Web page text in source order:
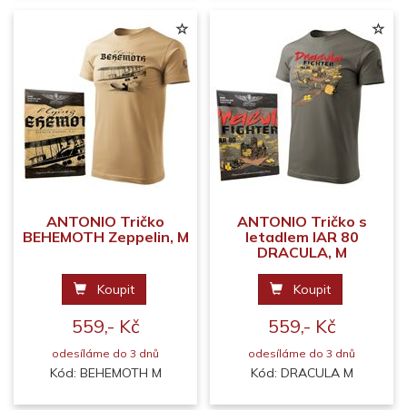
ANTONIO Tričko
BEHEMOTH Zeppelin, M
Koupit
559,- Kč
odesíláme do 3 dnů
Kód: BEHEMOTH M
ANTONIO Tričko s
letadlem IAR 80
DRACULA, M
Koupit
559,- Kč
odesíláme do 3 dnů
Kód: DRACULA M